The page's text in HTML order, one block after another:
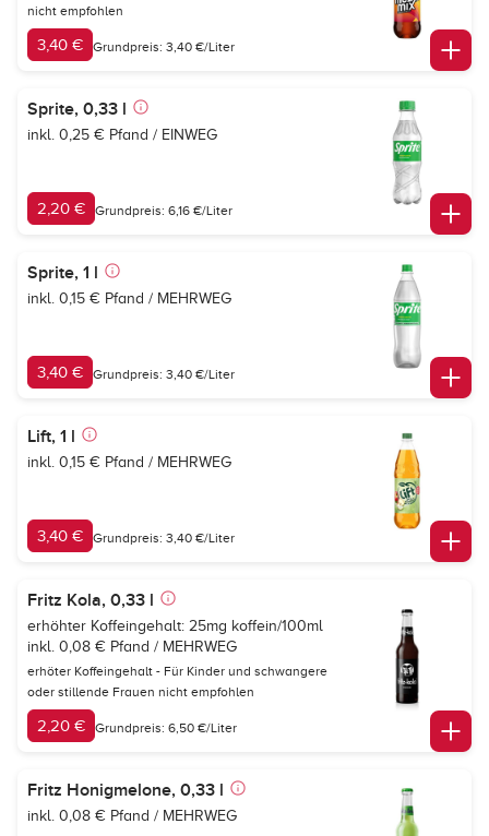
nicht empfohlen
3,40 € Grundpreis: 3,40 €/Liter
Sprite, 0,33 l
inkl. 0,25 € Pfand / EINWEG
2,20 € Grundpreis: 6,16 €/Liter
Sprite, 1 l
inkl. 0,15 € Pfand / MEHRWEG
3,40 € Grundpreis: 3,40 €/Liter
Lift, 1 l
inkl. 0,15 € Pfand / MEHRWEG
3,40 € Grundpreis: 3,40 €/Liter
Fritz Kola, 0,33 l
erhöhter Koffeingehalt: 25mg koffein/100ml
inkl. 0,08 € Pfand / MEHRWEG
erhöter Koffeingehalt - Für Kinder und schwangere
oder stillende Frauen nicht empfohlen
2,20 € Grundpreis: 6,50 €/Liter
Fritz Honigmelone, 0,33 l
inkl. 0,08 € Pfand / MEHRWEG